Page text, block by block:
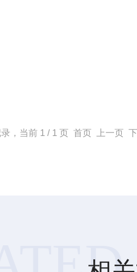
录，当前 1 / 1 页 首页 上一页